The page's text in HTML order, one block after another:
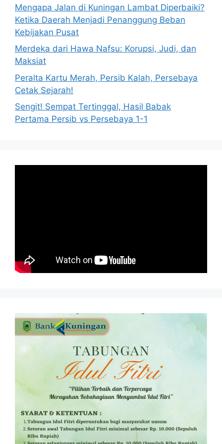
Mengapa Jalan di Kuningan Lambat Diperbaiki?
Ketika Daerah Menjadi Penanggung Beban
Kebijakan Pusat
Merdeka dari Hawa Nafsu: Korupsi, Judi, dan
Maksiat
Peralta Kartu Merah, Persib Kalah, Persebaya
Cetak Sejarah!
Sengit! Sempat Tertinggal, Hasil Babak
Pertama Persib vs Persebaya 1-1